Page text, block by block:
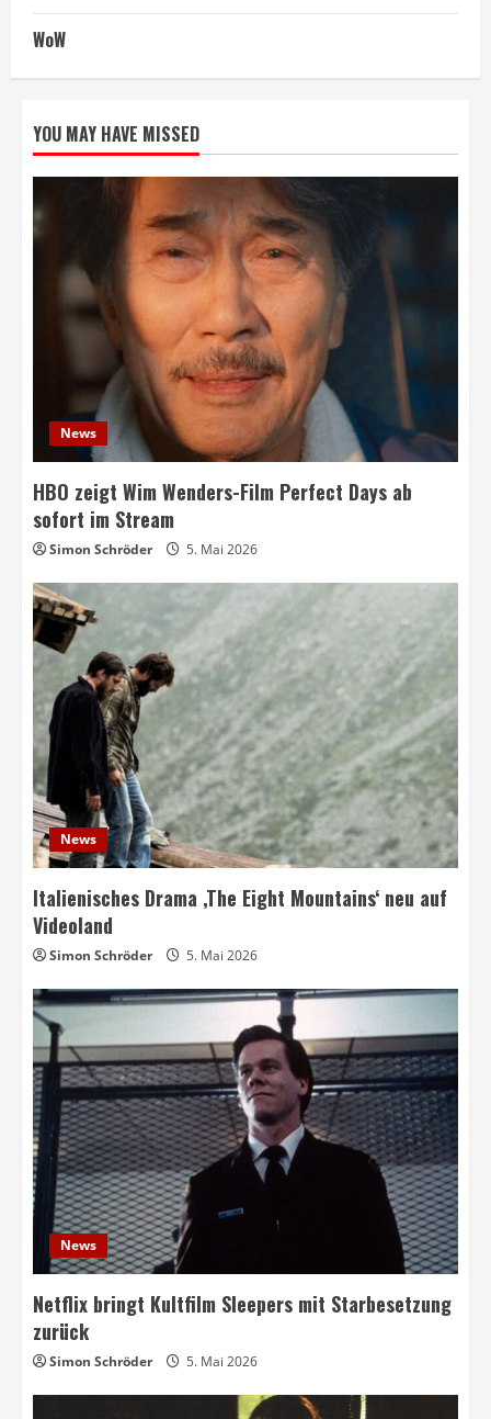
WoW
YOU MAY HAVE MISSED
News
HBO zeigt Wim Wenders-Film Perfect Days ab
sofort im Stream
Simon Schröder 5. Mai 2026
News
Italienisches Drama ‚The Eight Mountains‘ neu auf
Videoland
Simon Schröder 5. Mai 2026
News
Netflix bringt Kultfilm Sleepers mit Starbesetzung
zurück
Simon Schröder 5. Mai 2026